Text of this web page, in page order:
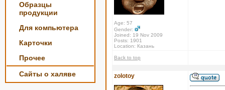
Образцы
продукции
Для компьютера
Карточки
Прочее
Сайты о халяве
Age: 57
Gender:
Joined: 19 Nov 2009
Posts: 1901
Location: Казань
Back to top
zolotoy